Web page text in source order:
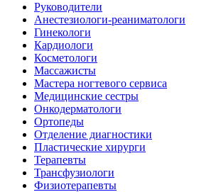
Руководители
Анестезиологи-реаниматологи
Гинекологи
Кардиологи
Косметологи
Массажисты
Мастера ногтевого сервиса
Медицинские сестры
Онкодерматологи
Ортопеды
Отделение диагностики
Пластические хирурги
Терапевты
Трансфузиологи
Физиотерапевты